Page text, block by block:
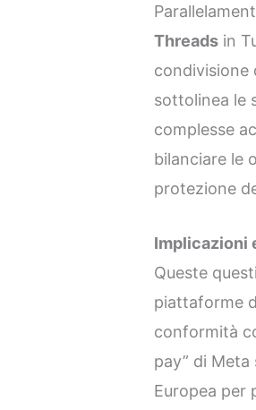
Threads in
condivisione
sottolinea le
complesse
bilanciare le
protezione
Implicazioni
Queste
piattaforme
conformità
pay” di Meta
Europea per